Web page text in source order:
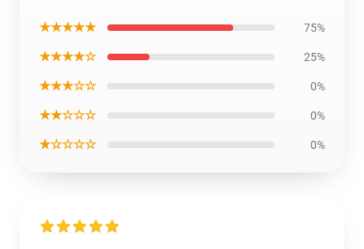
★★★★★ 75%
★★★★☆ 25%
★★★☆☆ 0%
★★☆☆☆ 0%
★☆☆☆☆ 0%